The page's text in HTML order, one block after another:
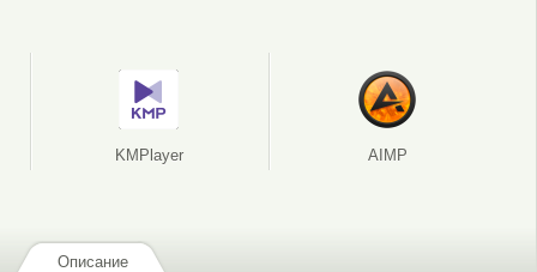
KMPlayer AIMP
Описание